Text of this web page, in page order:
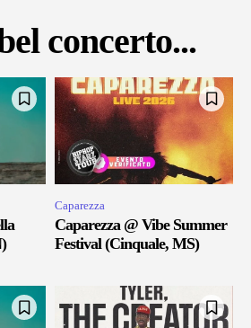
concerto...
Caparezza
Caparezza @ Vibe Summer
Festival (Cinquale, MS)